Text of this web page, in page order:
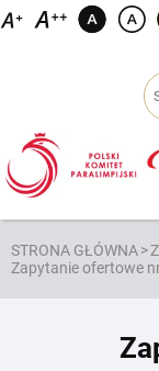
Przejdź
STRONA GŁÓWNA>
Zapytanie ofertowe